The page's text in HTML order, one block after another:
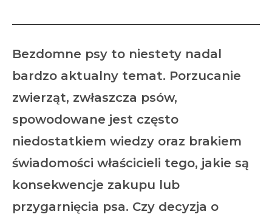
Bezdomne psy to niestety nadal
bardzo aktualny temat. Porzucanie
zwierząt, zwłaszcza psów,
spowodowane jest często
niedostatkiem wiedzy oraz brakiem
świadomości właścicieli tego, jakie są
konsekwencje zakupu lub
przygarnięcia psa. Czy decyzja o